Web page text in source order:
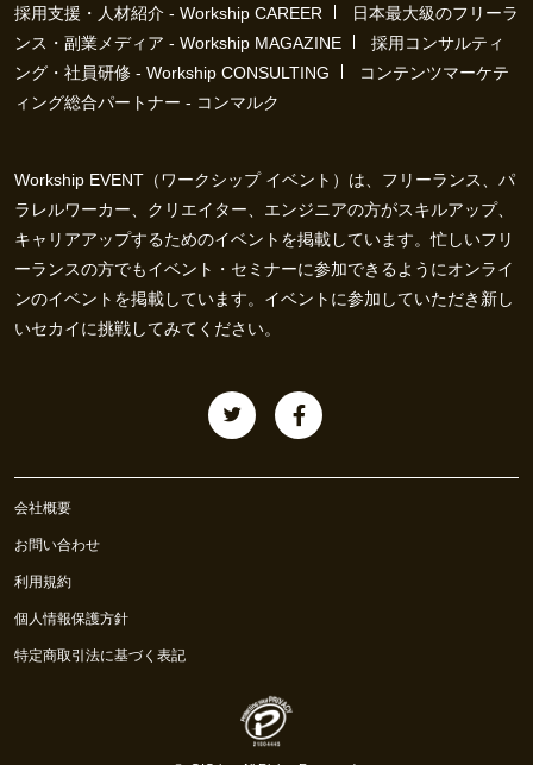
採用支援・人材紹介 - Workship CAREER
日本最大級のフリーラ
ンス・副業メディア - Workship MAGAZINE
採用コンサルティ
ング・社員研修 - Workship CONSULTING
コンテンツマーケテ
ィング総合パートナー - コンマルク
Workship EVENT（ワークシップ イベント）は、フリーランス、パ
ラレルワーカー、クリエイター、エンジニアの方がスキルアップ、
キャリアアップするためのイベントを掲載しています。忙しいフリ
ーランスの方でもイベント・セミナーに参加できるようにオンライ
ンのイベントを掲載しています。イベントに参加していただき新し
いセカイに挑戦してみてください。
会社概要
お問い合わせ
利用規約
個人情報保護方針
特定商取引法に基づく表記